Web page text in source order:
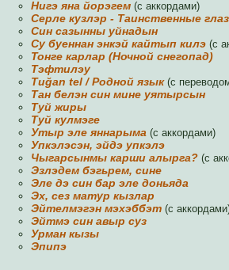
Нигэ яна йорэгем (с аккордами)
Серле кузлэр - Таинственные
Син сазынны уйнадын
Су буеннан энкэй кайтып килэ (с
Тонге карлар (Ночной снегопад)
Тэфтилэу
Tuğan tel / Родной язык(с
Тан белэн син мине уятырсын
Туй жиры
Туй кулмэге
Утыр эле яннарыма (с аккордами)
Упкэлэсэн, эйдэ упкэлэ
Чыгарсынмы карши алырга? (с
Эзлэдем бэгьрем, сине
Эле дэ син бар эле доньяда
Эх, сез матур кызлар
Эйтелмэгэн мэхэббэт (с
Эйтмэ син авыр суз
Урман кызы
Эпипэ